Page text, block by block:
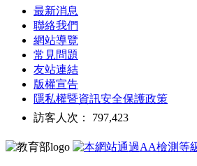
最新消息
聯絡我們
網站導覽
常見問題
友站連結
版權宣告
隱私權暨資訊安全保護政策
訪客人次： 797,423